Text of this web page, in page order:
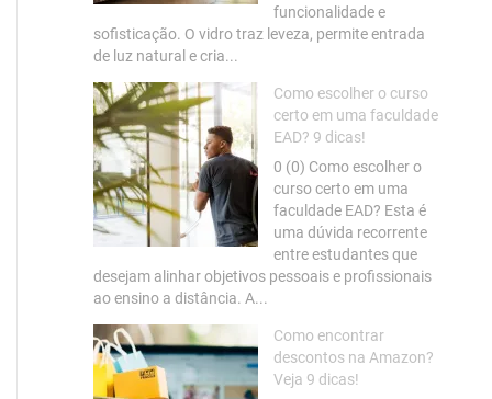
funcionalidade e
sofisticação. O vidro traz leveza, permite entrada
de luz natural e cria...
Como escolher o curso
certo em uma faculdade
EAD? 9 dicas!
0 (0) Como escolher o
curso certo em uma
faculdade EAD? Esta é
uma dúvida recorrente
entre estudantes que
desejam alinhar objetivos pessoais e profissionais
ao ensino a distância. A...
Como encontrar
descontos na Amazon?
Veja 9 dicas!